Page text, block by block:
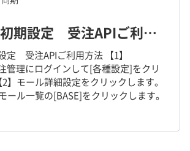
【BASE】初期設定 受注APIご利用方法
定 受注APIご利用方法 【1】
管理にログインして[各種設定]をクリ
】モール詳細設定をクリックします。
ール一覧の[BASE]をクリックします。